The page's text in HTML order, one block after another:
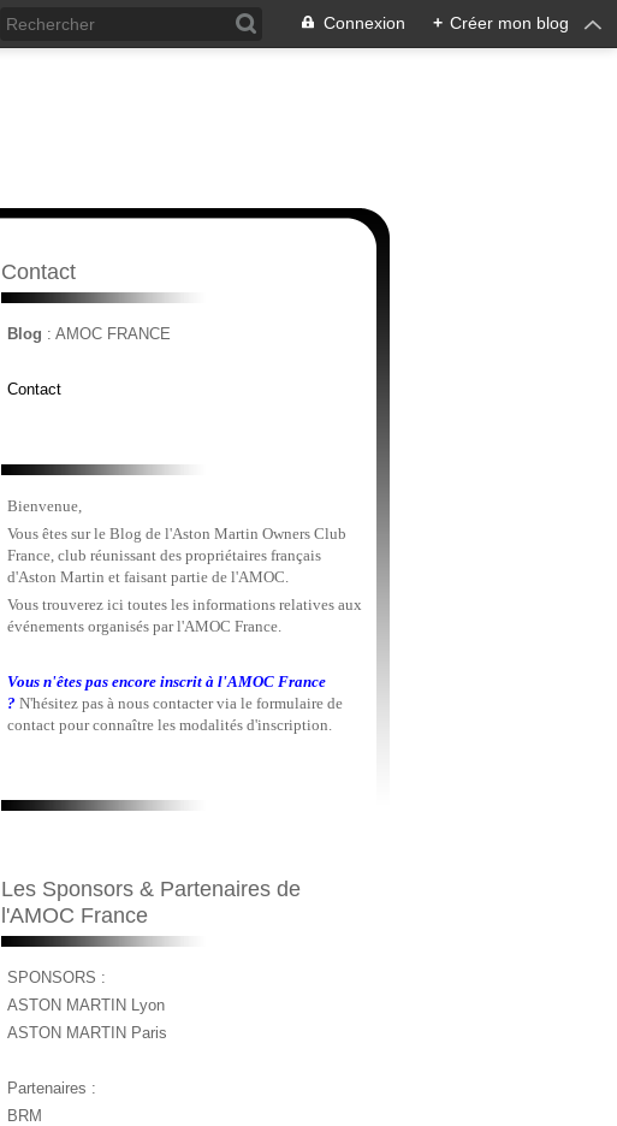
Connexion + Créer mon blog
Contact
Blog : AMOC FRANCE
Contact
Bienvenue,
Vous êtes sur le Blog de l'Aston Martin Owners Club
France, club réunissant des propriétaires français
d'Aston Martin et faisant partie de l'AMOC.
Vous trouverez ici toutes les informations relatives aux
événements organisés par l'AMOC France.
Vous n'êtes pas encore inscrit à l'AMOC France
? N'hésitez pas à nous contacter via le formulaire de
contact pour connaître les modalités d'inscription.
Les Sponsors & Partenaires de
l'AMOC France
SPONSORS :
ASTON MARTIN Lyon
ASTON MARTIN Paris
Partenaires :
BRM